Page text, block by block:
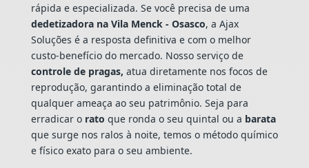
rápida e especializada. Se você precisa de uma
dedetizadora na Vila Menck - Osasco, a Ajax
Soluções é a resposta definitiva e com o melhor
custo-benefício do mercado. Nosso serviço de
controle de pragas, atua diretamente nos focos de
reprodução, garantindo a eliminação total de
qualquer ameaça ao seu patrimônio. Seja para
erradicar o rato que ronda o seu quintal ou a barata
que surge nos ralos à noite, temos o método químico
e físico exato para o seu ambiente.